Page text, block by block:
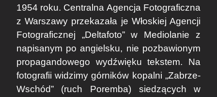
1954 roku. Centralna Agencja Fotograficzna
z Warszawy przekazała jeWłoskiej Agencji
Fotograficznej „Deltafoto”w Mediolanie z
napisanym po angielsku, nie pozbawionym
propagandowego wydźwięku tekstem. Na
fotografii widzimy górników kopalni„Zabrze-
Wschód”(ruch Poremba) siedzących w